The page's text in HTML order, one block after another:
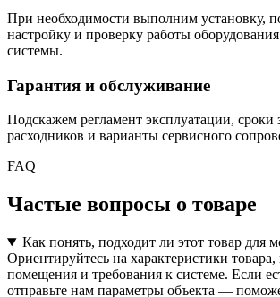
При необходимости выполним установку,
настройку и проверку работы оборудования
системы.
Гарантия и обслуживание
Подскажем регламент эксплуатации, сроки
расходников и варианты сервисного
FAQ
Частые вопросы о товаре
Как понять, подходит ли этот товар для
Ориентируйтесь на характеристики товара,
помещения и требования к системе. Если
отправьте нам параметры объекта —